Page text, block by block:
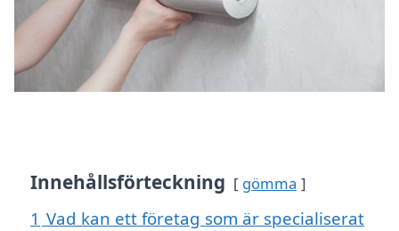
Innehållsförteckning gömma
1 Vad kan ett företag som är specialiserat